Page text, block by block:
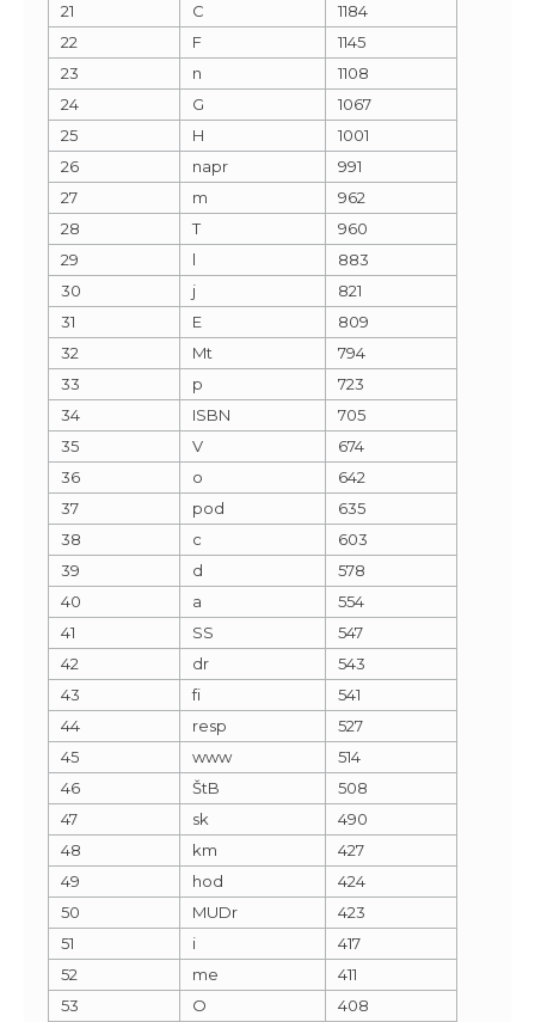
21
C
1184
22
F
1145
23
n
1108
24
G
1067
25
H
1001
26
napr
991
27
m
962
28
T
960
29
l
883
30
j
821
31
E
809
32
Mt
794
33
p
723
34
ISBN
705
35
V
674
36
o
642
37
pod
635
38
c
603
39
d
578
40
a
554
41
SS
547
42
dr
543
43
fi
541
44
resp
527
45
www
514
46
ŠtB
508
47
sk
490
48
km
427
49
hod
424
50
MUDr
423
51
i
417
52
me
411
53
O
408